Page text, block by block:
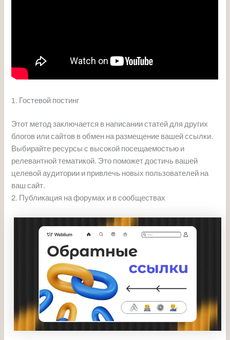
1. Гостевой постинг
Этот метод заключается в написании статей для других
блогов или сайтов в обмен на размещение вашей ссылки.
Выбирайте ресурсы с высокой посещаемостью и
релевантной тематикой. Это поможет достичь вашей
целевой аудитории и привлечь новых пользователей на
ваш сайт.
2. Публикация на форумах и в сообществах